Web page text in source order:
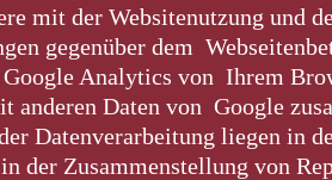
mit der Websitenutzung und
gegenüber dem
Google Analytics von Ihrem
anderen Daten von Google
Datenverarbeitung liegen in
der Zusammenstellung von